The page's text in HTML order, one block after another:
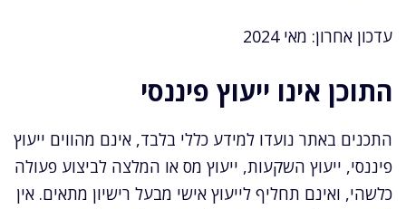
עדכון אחרון: מאי 2024
התוכן אינו ייעוץ פיננסי
התכנים באתר נועדו למידע כללי בלבד, אינם מהווים ייעוץ
פיננסי, ייעוץ השקעות, ייעוץ מס או המלצה לביצוע פעולה
כלשהי, ואינם תחליף לייעוץ אישי מבעל רישיון מתאים. אין